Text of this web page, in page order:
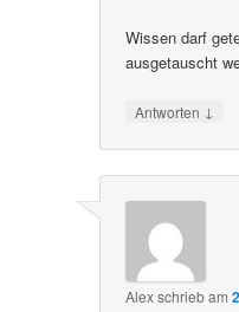
Wissen darf
ausgetauscht
Antworten ↓
Alexschriebam